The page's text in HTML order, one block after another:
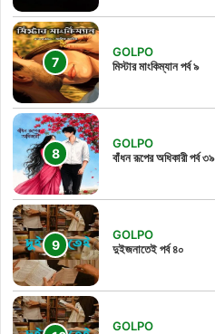
GOLPO
মিস্টার মাংকিম্যান পর্ব ৯
GOLPO
বাঁধন রূপের অধিকারী পর্ব ৩৯
GOLPO
দুইজনাতেই পর্ব ৪০
GOLPO